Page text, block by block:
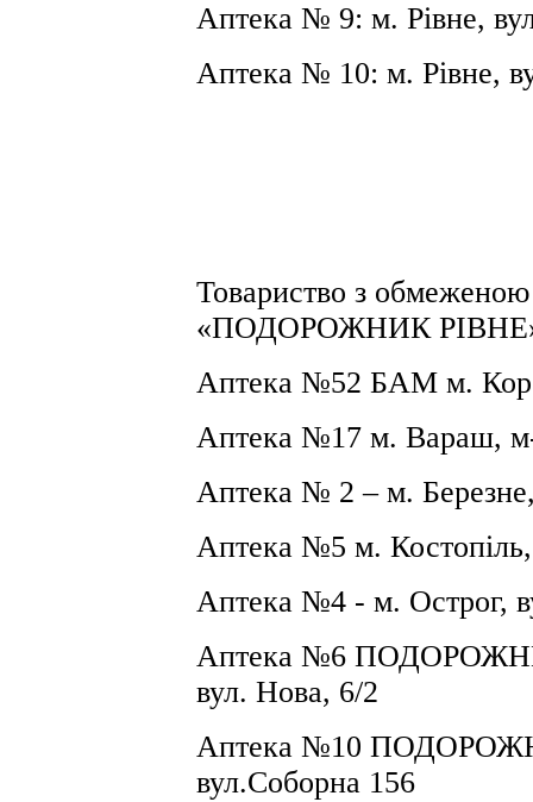
Аптека № 9: м. Рівне,
Аптека № 10: м. Рівне,
Товариство з обмеженою
«ПОДОРОЖНИК
Аптека №52 БАМ м.
Аптека №17 м. Вараш, м-
Аптека № 2 – м. Березне,
Аптека №5 м.
Аптека №4 - м. Острог,
Аптека №6
вул. Нова, 6/2
Аптека №10
вул.Соборна 156